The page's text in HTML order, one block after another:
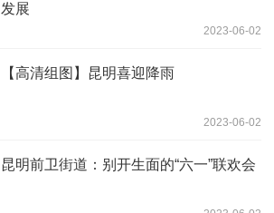
发展
2023-06-02
【高清组图】昆明喜迎降雨
2023-06-02
昆明前卫街道：别开生面的“六一”联欢会